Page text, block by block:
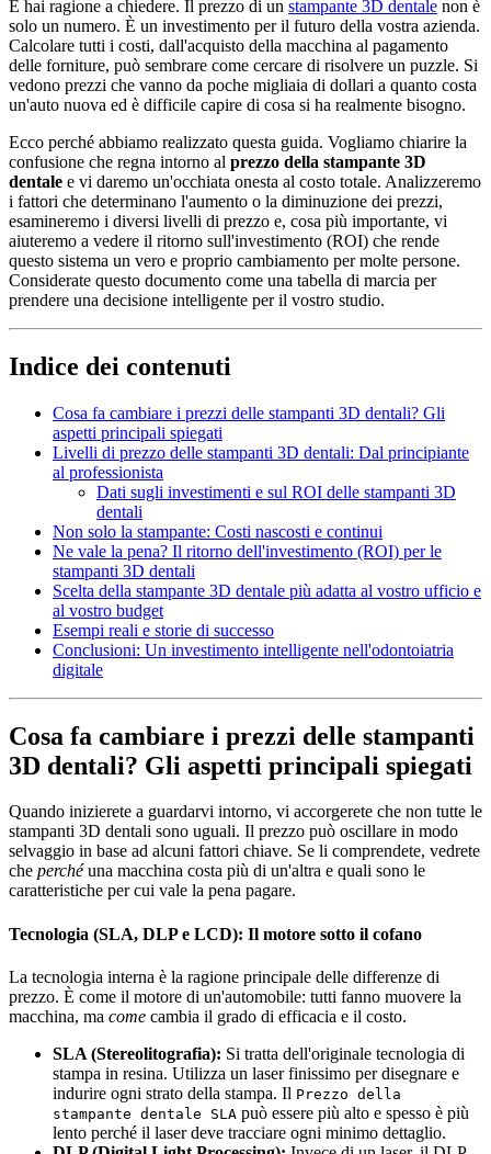
E hai ragione a chiedere. Il prezzo di un stampante 3D dentale non è
solo un numero. È un investimento per il futuro della vostra azienda.
Calcolare tutti i costi, dall'acquisto della macchina al pagamento
delle forniture, può sembrare come cercare di risolvere un puzzle. Si
vedono prezzi che vanno da poche migliaia di dollari a quanto costa
un'auto nuova ed è difficile capire di cosa si ha realmente bisogno.
Ecco perché abbiamo realizzato questa guida. Vogliamo chiarire la
confusione che regna intorno al prezzo della stampante 3D
dentale e vi daremo un'occhiata onesta al costo totale. Analizzeremo
i fattori che determinano l'aumento o la diminuzione dei prezzi,
esamineremo i diversi livelli di prezzo e, cosa più importante, vi
aiuteremo a vedere il ritorno sull'investimento (ROI) che rende
questo sistema un vero e proprio cambiamento per molte persone.
Considerate questo documento come una tabella di marcia per
prendere una decisione intelligente per il vostro studio.
Indice dei contenuti
Cosa fa cambiare i prezzi delle stampanti 3D dentali? Gli
aspetti principali spiegati
Livelli di prezzo delle stampanti 3D dentali: Dal principiante
al professionista
Dati sugli investimenti e sul ROI delle stampanti 3D
dentali
Non solo la stampante: Costi nascosti e continui
Ne vale la pena? Il ritorno dell'investimento (ROI) per le
stampanti 3D dentali
Scelta della stampante 3D dentale più adatta al vostro ufficio e
al vostro budget
Esempi reali e storie di successo
Conclusioni: Un investimento intelligente nell'odontoiatria
digitale
Cosa fa cambiare i prezzi delle stampanti
3D dentali? Gli aspetti principali spiegati
Quando inizierete a guardarvi intorno, vi accorgerete che non tutte le
stampanti 3D dentali sono uguali. Il prezzo può oscillare in modo
selvaggio in base ad alcuni fattori chiave. Se li comprendete, vedrete
che perchéuna macchina costa più di un'altra e quali sono le
caratteristiche per cui vale la pena pagare.
Tecnologia (SLA, DLP e LCD): Il motore sotto il cofano
La tecnologia interna è la ragione principale delle differenze di
prezzo. È come il motore di un'automobile: tutti fanno muovere la
macchina, ma come cambia il grado di efficacia e il costo.
SLA (Stereolitografia): Si tratta dell'originale tecnologia di
stampa in resina. Utilizza un laser finissimo per disegnare e
indurire ogni strato della stampa. Il Prezzo della
stampante dentale SLA può essere più alto e spesso è più
lento perché il laser deve tracciare ogni minimo dettaglio.